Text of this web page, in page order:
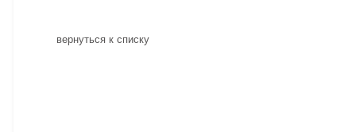
вернуться к списку